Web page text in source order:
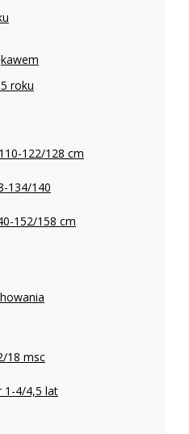
roku
122/128 cm
134/140
152/158 cm
18 msc
1-4/4,5 lat